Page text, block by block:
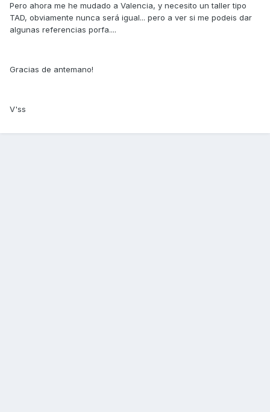
Pero ahora me he mudado a Valencia, y necesito un taller tipo
TAD, obviamente nunca será igual... pero a ver si me podeis dar
algunas referencias porfa....
Gracias de antemano!
V'ss